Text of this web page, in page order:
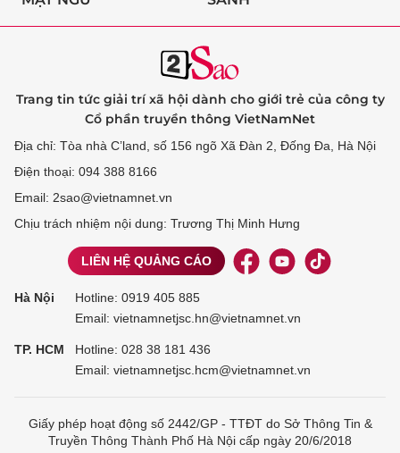
Trang tin tức giải trí xã hội dành cho giới trẻ của công ty
Cổ phần truyền thông VietNamNet
Địa chỉ: Tòa nhà C’land, số 156 ngõ Xã Đàn 2, Đống Đa, Hà Nội
Điện thoại: 094 388 8166
Email: 2sao@vietnamnet.vn
Chịu trách nhiệm nội dung: Trương Thị Minh Hưng
LIÊN HỆ QUẢNG CÁO
Hà Nội Hotline: 0919 405 885
Email: vietnamnetjsc.hn@vietnamnet.vn
TP. HCM Hotline: 028 38 181 436
Email: vietnamnetjsc.hcm@vietnamnet.vn
Giấy phép hoạt động số 2442/GP - TTĐT do Sở Thông Tin &
Truyền Thông Thành Phố Hà Nội cấp ngày 20/6/2018